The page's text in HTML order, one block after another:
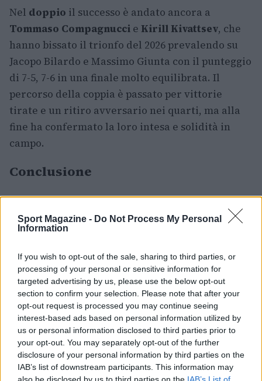
Sport Magazine - Do Not Process My Personal
Information
If you wish to opt-out of the sale, sharing to third parties, or
processing of your personal or sensitive information for
targeted advertising by us, please use the below opt-out
section to confirm your selection. Please note that after your
opt-out request is processed you may continue seeing
interest-based ads based on personal information utilized by
us or personal information disclosed to third parties prior to
your opt-out. You may separately opt-out of the further
disclosure of your personal information by third parties on the
IAB’s list of downstream participants. This information may
Nel doppio il successo è andato ancora a
Tommaso Compagnucci e Kirill Kivattsev, che
hanno bissato il trionfo del 2026 prevalendo su
Jacopo Bilardo e Massimo Giunta con il punteggio
di 7-5, 7-6 in una finale molto equilibrata. Il
percorso della coppia è passato per vittorie
tirate e un ritiro avversario nei quarti, ma alla
fine ha confermato la loro intesa e solidità in
campo.
Conclusione
La manifestazione alCircolo Tennis Reggio
Emiliaè stata un successo organizzativo e
sportivo: pubblico numeroso, match combattuti e
protagonisti che hanno offerto spettacolo. Per
Guerrieri la coppa è il coronamento di una
settimana vissuta al massimo, mentre per
Piraino e gli altri protagonisti resta l’occasione di
crescita in una competizione che conferma il
valore del circuito ITF nel forgiare nuove
certezze tecniche e mentali.